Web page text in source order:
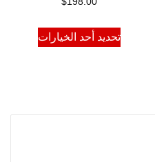
تحديد أحد الخيارات
هناك
العديد